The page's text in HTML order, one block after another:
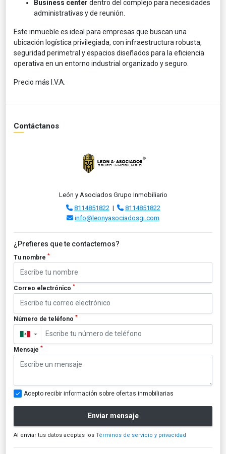
Business center dentro del complejo para necesidades
administrativas y de reunión.
Este inmueble es ideal para empresas que buscan una
ubicación logística privilegiada, con infraestructura robusta,
seguridad perimetral y espacios diseñados para la eficiencia
operativa en un entorno industrial organizado y seguro.
Precio más I.V.A.
Contáctanos
León y Asociados Grupo Inmobiliario
8114851822 |
8114851822
info@leonyasociadosgi.com
¿Prefieres que te contactemos?
Tu nombre *
Correo electrónico *
Número de teléfono *
▼
Mensaje *
Acepto recibir información sobre ofertas inmobiliarias
Enviar mensaje
Al enviar tus datos aceptas los Términos de servicio y privacidad